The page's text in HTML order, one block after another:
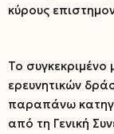
κύρους
Το συγκεκριμένο
ερευνητικών
παραπάνω
από τη Γενική